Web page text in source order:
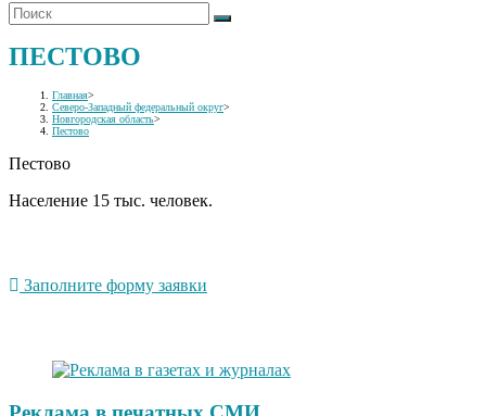
ПЕСТОВО
Главная>
Северо-Западный федеральный округ>
Новгородская область>
Пестово
Пестово
Население 15 тыс. человек.
Заполните форму заявки